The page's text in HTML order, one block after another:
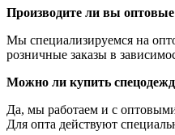
Производите ли вы
Мы специализируемся на
розничные заказы в
Можно ли купить
Да, мы работаем и с
Для опта действуют